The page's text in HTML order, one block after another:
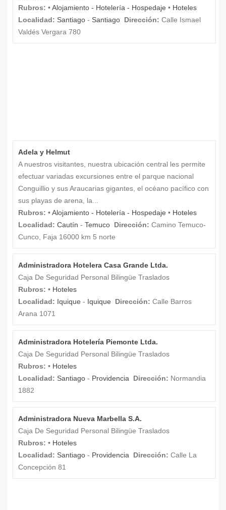
Rubros: •Alojamiento - Hotelería - Hospedaje • Hoteles
Localidad: Santiago - Santiago Dirección: Calle Ismael
Valdés Vergara 780
Adela y Helmut
A nuestros visitantes, nuestra ubicación central les permite
efectuar variadas excursiones entre el parque nacional
Conguillio y sus Araucarias gigantes, el océano pacífico con
sus playas de arena, la...
Rubros: •Alojamiento - Hotelería - Hospedaje • Hoteles
Localidad: Cautín - Temuco Dirección: Camino Temuco-
Cunco, Faja 16000 km 5 norte
Administradora Hotelera Casa Grande Ltda.
Caja De Seguridad Personal Bilingüe Traslados
Rubros: • Hoteles
Localidad: Iquique - Iquique Dirección: Calle Barros
Arana 1071
Administradora Hotelería Piemonte Ltda.
Caja De Seguridad Personal Bilingüe Traslados
Rubros: • Hoteles
Localidad: Santiago - Providencia Dirección: Normandia
1882
Administradora Nueva Marbella S.A.
Caja De Seguridad Personal Bilingüe Traslados
Rubros: • Hoteles
Localidad: Santiago - Providencia Dirección: Calle La
Concepción 81